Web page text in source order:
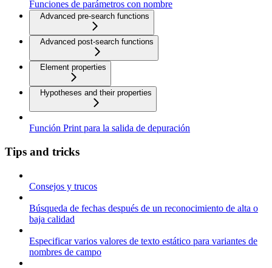
Funciones de parámetros con nombre
Advanced pre-search functions
Advanced post-search functions
Element properties
Hypotheses and their properties
Función Print para la salida de depuración
Tips and tricks
Consejos y trucos
Búsqueda de fechas después de un reconocimiento de alta o
baja calidad
Especificar varios valores de texto estático para variantes de
nombres de campo